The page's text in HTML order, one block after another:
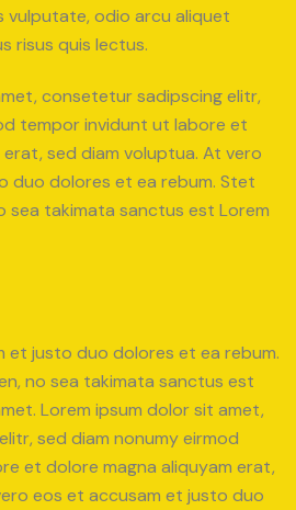
vulputate, odio arcu aliquet
risus quis lectus.
consetetur sadipscing elitr,
tempor invidunt ut labore et
sed diam voluptua. At vero
duo dolores et ea rebum. Stet
sea takimata sanctus est Lorem
et justo duo dolores et ea rebum.
no sea takimata sanctus est
Lorem ipsum dolor sit amet,
sed diam nonumy eirmod
et dolore magna aliquyam erat,
eos et accusam et justo duo